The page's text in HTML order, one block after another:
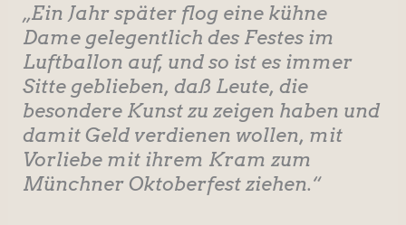
„Ein Jahr später flog eine kühne
Dame gelegentlich des Festes im
Luftballon auf, und so ist es immer
Sitte geblieben, daß Leute, die
besondere Kunst zu zeigen haben und
damit Geld verdienen wollen, mit
Vorliebe mit ihrem Kram zum
Münchner Oktoberfest ziehen.“